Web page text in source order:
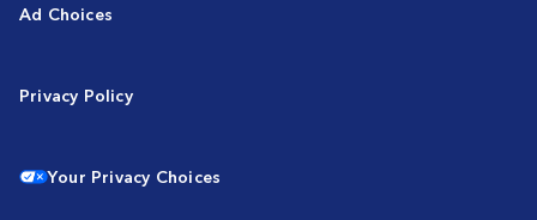
Ad Choices
Privacy Policy
Your Privacy Choices